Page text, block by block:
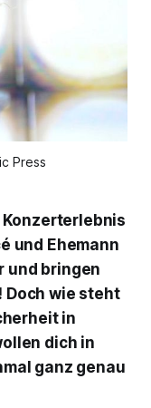
Press
und Ehemann
und bringen
Doch wie steht
in
dich in
ganz genau